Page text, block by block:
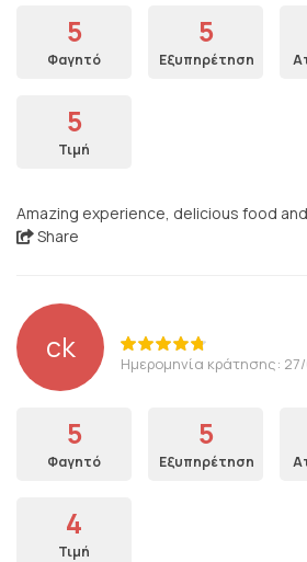
5
Φαγητό
5
Εξυπηρέτηση
5
Τιμή
Amazing experience, delicious food
Share
ck Ημερομηνία κράτησης:
5
Φαγητό
5
Εξυπηρέτηση
4
Τιμή